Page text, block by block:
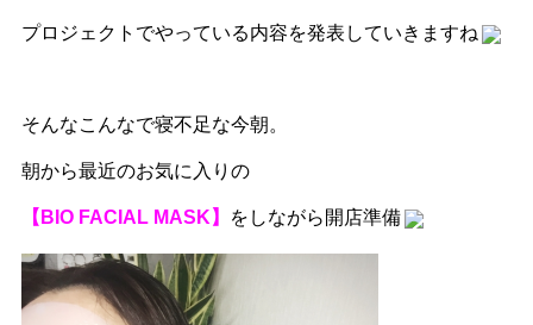
プロジェクトでやっている内容を発表していきますね
そんなこんなで寝不足な今朝。
朝から最近のお気に入りの
【BIO FACIAL MASK】 をしながら開店準備